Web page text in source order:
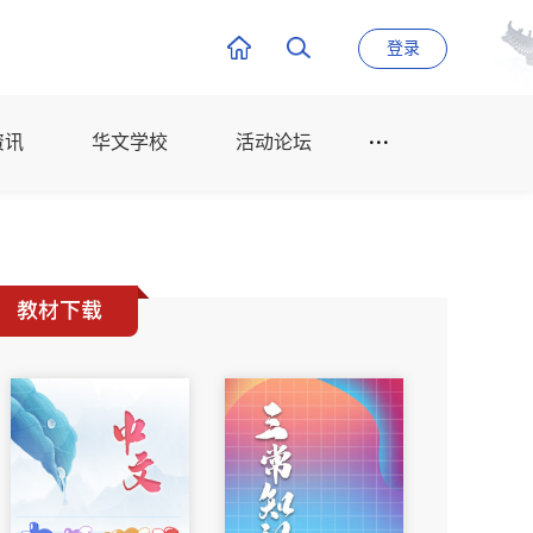
登录
讯 华文学校 活动论坛